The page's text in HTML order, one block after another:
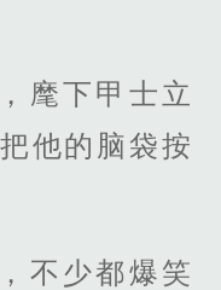
麾下甲士立
他的脑袋按
不少都爆笑